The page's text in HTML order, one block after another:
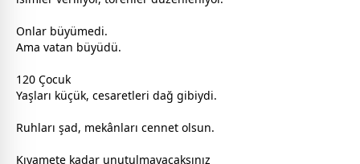
Onlar büyümedi.
Ama vatan büyüdü.
120 Çocuk
Yaşları küçük, cesaretleri dağ gibiydi.
Ruhları şad, mekânları cennet olsun.
Kıyamete kadar unutulmayacaksınız